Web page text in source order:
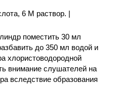
6 М раствор. |
поместить 30 мл
до 350 мл водой и
хлористоводородной
внимание слушателей на
вследствие образования